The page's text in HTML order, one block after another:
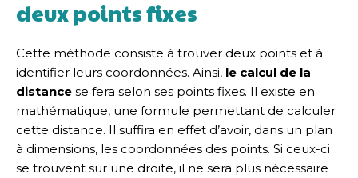
deux points fixes
Cette méthode consiste à trouver deux points et à
identifier leurs coordonnées. Ainsi, le calcul de la
distance se fera selon ses points fixes. Il existe en
mathématique, une formule permettant de calculer
cette distance. Il suffira en effet d’avoir, dans un plan
à dimensions, les coordonnées des points. Si ceux-ci
se trouvent sur une droite, il ne sera plus nécessaire